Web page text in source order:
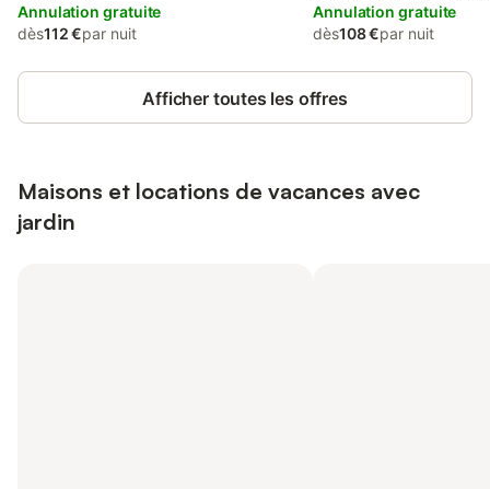
Annulation gratuite
dès112 €par nuit
Annulation gratuite
dès108 €par nuit
Afficher toutes les offres
Maisons et locations de vacances avec
jardin